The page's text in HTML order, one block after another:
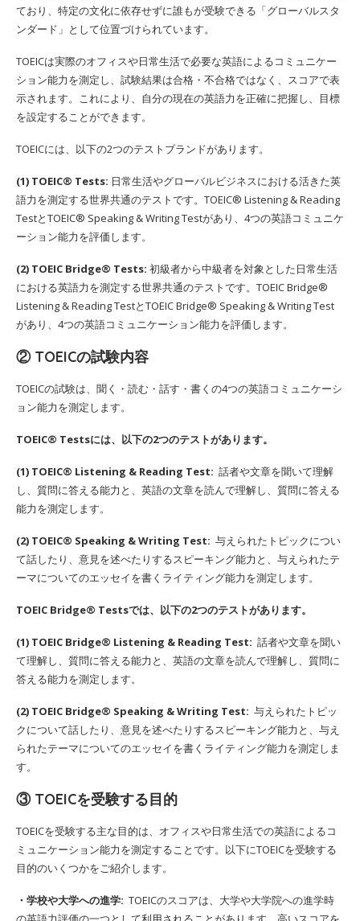
ており、特定の文化に依存せずに誰もが受験できる「グローバルスタ
ンダード」として位置づけられています。
TOEICは実際のオフィスや日常生活で必要な英語によるコミュニケー
ション能力を測定し、試験結果は合格・不合格ではなく、スコアで表
示されます。これにより、自分の現在の英語力を正確に把握し、目標
を設定することができます。
TOEICには、以下の2つのテストブランドがあります。
(1) TOEIC® Tests: 日常生活やグローバルビジネスにおける活きた英
語力を測定する世界共通のテストです。TOEIC® Listening & Reading
TestとTOEIC® Speaking & Writing Testがあり、4つの英語コミュニケ
ーション能力を評価します。
(2) TOEIC Bridge® Tests: 初級者から中級者を対象とした日常生活
における英語力を測定する世界共通のテストです。TOEIC Bridge®
Listening & Reading TestとTOEIC Bridge® Speaking & Writing Test
があり、4つの英語コミュニケーション能力を評価します。
② TOEICの試験内容
TOEICの試験は、聞く・読む・話す・書くの4つの英語コミュニケーシ
ョン能力を測定します。
TOEIC® Testsには、以下の2つのテストがあります。
(1) TOEIC® Listening & Reading Test: 話者や文章を聞いて理解
し、質問に答える能力と、英語の文章を読んで理解し、質問に答える
能力を測定します。
(2) TOEIC® Speaking & Writing Test: 与えられたトピックについ
て話したり、意見を述べたりするスピーキング能力と、与えられたテ
ーマについてのエッセイを書くライティング能力を測定します。
TOEIC Bridge® Testsでは、以下の2つのテストがあります。
(1) TOEIC Bridge® Listening & Reading Test: 話者や文章を聞い
て理解し、質問に答える能力と、英語の文章を読んで理解し、質問に
答える能力を測定します。
(2) TOEIC Bridge® Speaking & Writing Test: 与えられたトピッ
クについて話したり、意見を述べたりするスピーキング能力と、与え
られたテーマについてのエッセイを書くライティング能力を測定しま
す。
③ TOEICを受験する目的
TOEICを受験する主な目的は、オフィスや日常生活での英語によるコ
ミュニケーション能力を測定することです。以下にTOEICを受験する
目的のいくつかをご紹介します。
・学校や大学への進学: TOEICのスコアは、大学や大学院への進学時